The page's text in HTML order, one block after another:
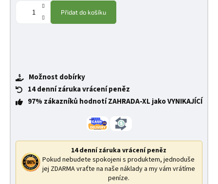
Přidat do košíku
Možnost dobírky
14 denní záruka vrácení peněz
97% zákazníků hodnotí ZAHRADA-XL jako VYNIKAJÍCÍ
14 denní záruka vrácení peněz
Pokud nebudete spokojeni s produktem, jednoduše
jej ZDARMA vraťte na naše náklady a my vám vrátíme
peníze.